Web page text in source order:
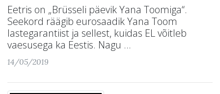
Eetris on „Brüsseli päevik Yana Toomiga“.
Seekord räägib eurosaadik Yana Toom
lastegarantiist ja sellest, kuidas EL võitleb
vaesusega ka Eestis. Nagu ...
14/05/2019